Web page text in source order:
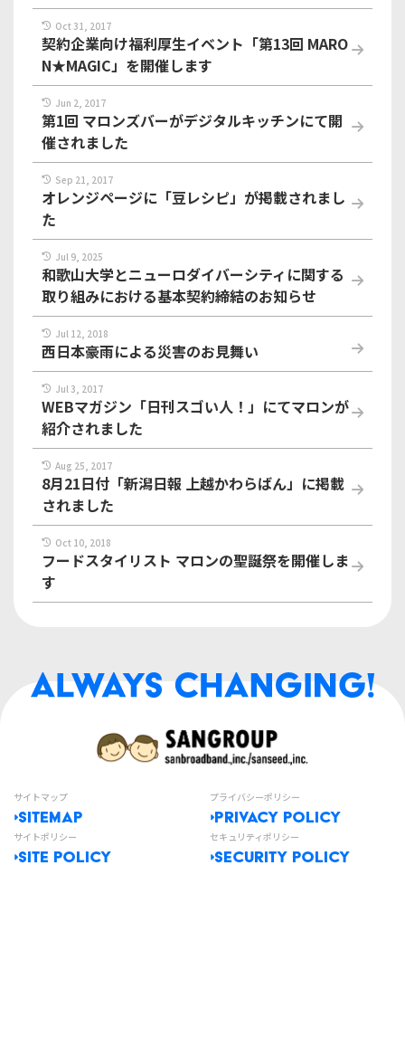
Oct 31, 2017
契約企業向け福利厚生イベント「第13回 MARO
N★MAGIC」を開催します
Jun 2, 2017
第1回 マロンズバーがデジタルキッチンにて開
催されました
Sep 21, 2017
オレンジページに「豆レシピ」が掲載されまし
た
Jul 9, 2025
和歌山大学とニューロダイバーシティに関する
取り組みにおける基本契約締結のお知らせ
Jul 12, 2018
西日本豪雨による災害のお見舞い
Jul 3, 2017
WEBマガジン「日刊スゴい人！」にてマロンが
紹介されました
Aug 25, 2017
8月21日付「新潟日報 上越かわらばん」に掲載
されました
Oct 10, 2018
フードスタイリスト マロンの聖誕祭を開催しま
す
サイトマップ
SITEMAP
プライバシーポリシー
PRIVACY POLICY
サイトポリシー
SITE POLICY
セキュリティポリシー
SECURITY POLICY